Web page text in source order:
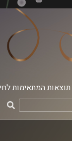
המתאימות